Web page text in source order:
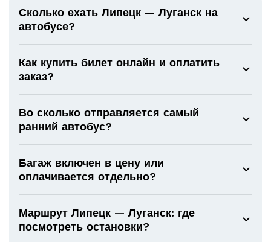
Сколько ехать Липецк — Луганск на
автобусе?
Как купить билет онлайн и оплатить
заказ?
Во сколько отправляется самый
ранний автобус?
Багаж включен в цену или
оплачивается отдельно?
Маршрут Липецк — Луганск: где
посмотреть остановки?